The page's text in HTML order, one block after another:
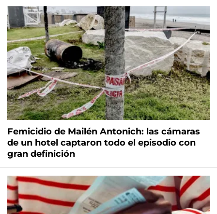
Femicidio de Mailén Antonich: las cámaras
de un hotel captaron todo el episodio con
gran definición